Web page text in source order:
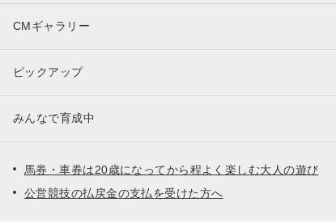
CMギャラリー
ピックアップ
みんなで育成中
馬券・車券は20歳になってから程よく楽しむ大人の遊び
公営競技の払戻金の支払を受けた方へ